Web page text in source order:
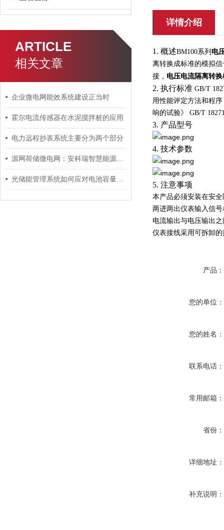
ARTICLE
相关文章
企业微电网能效系统建设正当时
霍尔电流传感器在水泥搅拌桩的应用
电力远程抄表系统主要分为两个部分
源网荷储微电网：安科瑞智慧能源管理措施
光储能管理系统如何应对电池容量不足？
详情介绍
1. 概述BM100系列 电
离转换成标准的模拟
接， 电压电流隔离转
2. 执行标准 GB/T
用性能评定方法和程
响的试验》 GB/T
3. 产品型号
4. 技术参数
5. 注意事项
本产品必须安装在安
两进两出仪表输入信
电流输出与电压输出
仪表接线采用可拆卸的
产品：
您的单位：
您的姓名：
联系电话：
常用邮箱：
省份：
详细地址：
补充说明：